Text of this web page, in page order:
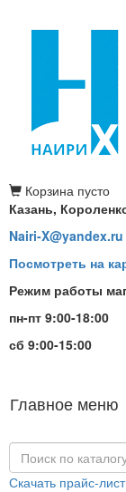
Корзина пусто
Казань,
Nairi-X@yandex.ru
Посмотреть на
Режим работы
пн-пт 9:00-18:00
сб 9:00-15:00
Главное меню
Скачать прайс-лист